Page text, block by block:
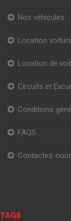
Nos véhicules
Location
Location de
Circuits et
Conditions
FAQS
Contactez-
TAGS